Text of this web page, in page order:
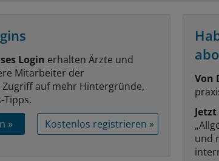
Login erhalten Ärzte und
Mitarbeiter der
auf mehr Hintergründe,
Tipps.
»
Kostenlos registrieren »
Von
und